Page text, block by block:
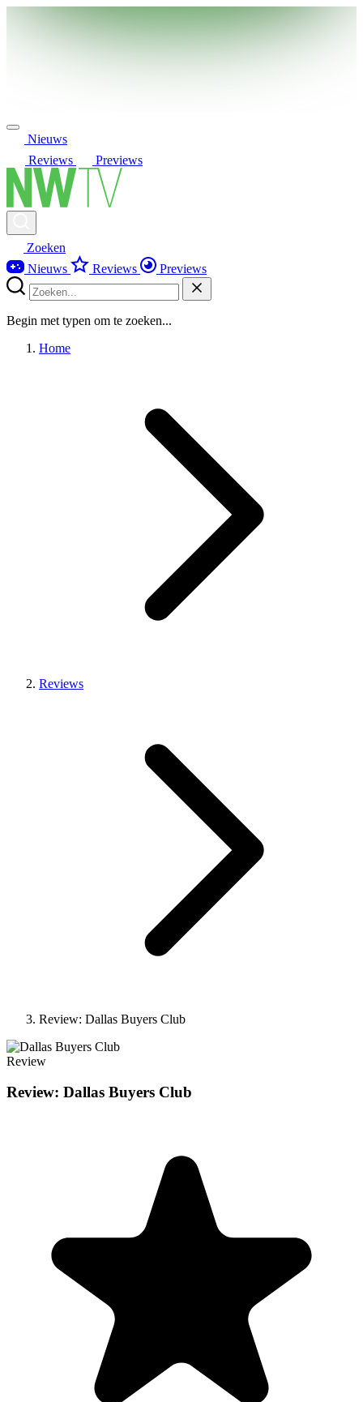
Nieuws
Reviews
Previews
Zoeken
Nieuws
Reviews Previews
Begin met typen om te zoeken...
Home
Reviews
Review: Dallas Buyers Club
Review
Review: Dallas Buyers Club